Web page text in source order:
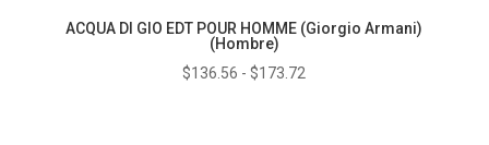
ACQUA DI GIO EDT POUR HOMME (Giorgio Armani)
(Hombre)
$136.56 - $173.72